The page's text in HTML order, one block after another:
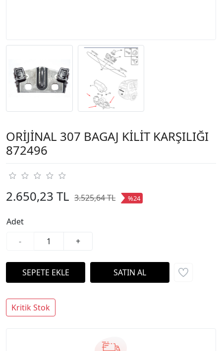
ORİJİNAL 307 BAGAJ KİLİT KARŞILIĞI
872496
2.650,23 TL 3.525,64 TL %24
Adet
-
+
Kritik Stok